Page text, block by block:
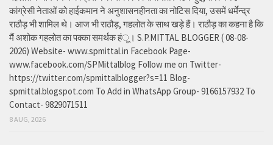
कांग्रेसी नेताओं को हाईकमान ने अनुशासनहीनता का नोटिस दिया, उसमें धर्मेन्द्र
राठौड़ भी शामिल थे। आज भी राठौड़, गहलोत के साथ खड़े हैं। राठौड़ का कहना है कि
मैं अशोक गहलोत का पक्का समर्थक हंू। S.P.MITTAL BLOGGER ( 08-08-
2026) Website- www.spmittal.in Facebook Page-
www.facebook.com/SPMittalblog Follow me on Twitter-
https://twitter.com/spmittalblogger?s=11 Blog-
spmittal.blogspot.com To Add in WhatsApp Group- 9166157932 To
Contact- 9829071511
8 AUG, 2026